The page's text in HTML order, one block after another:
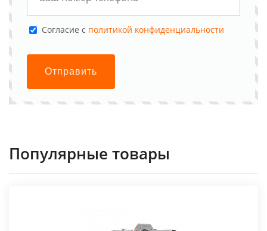
Cогласие с политикой конфиденциальности
Отправить
Популярные товары